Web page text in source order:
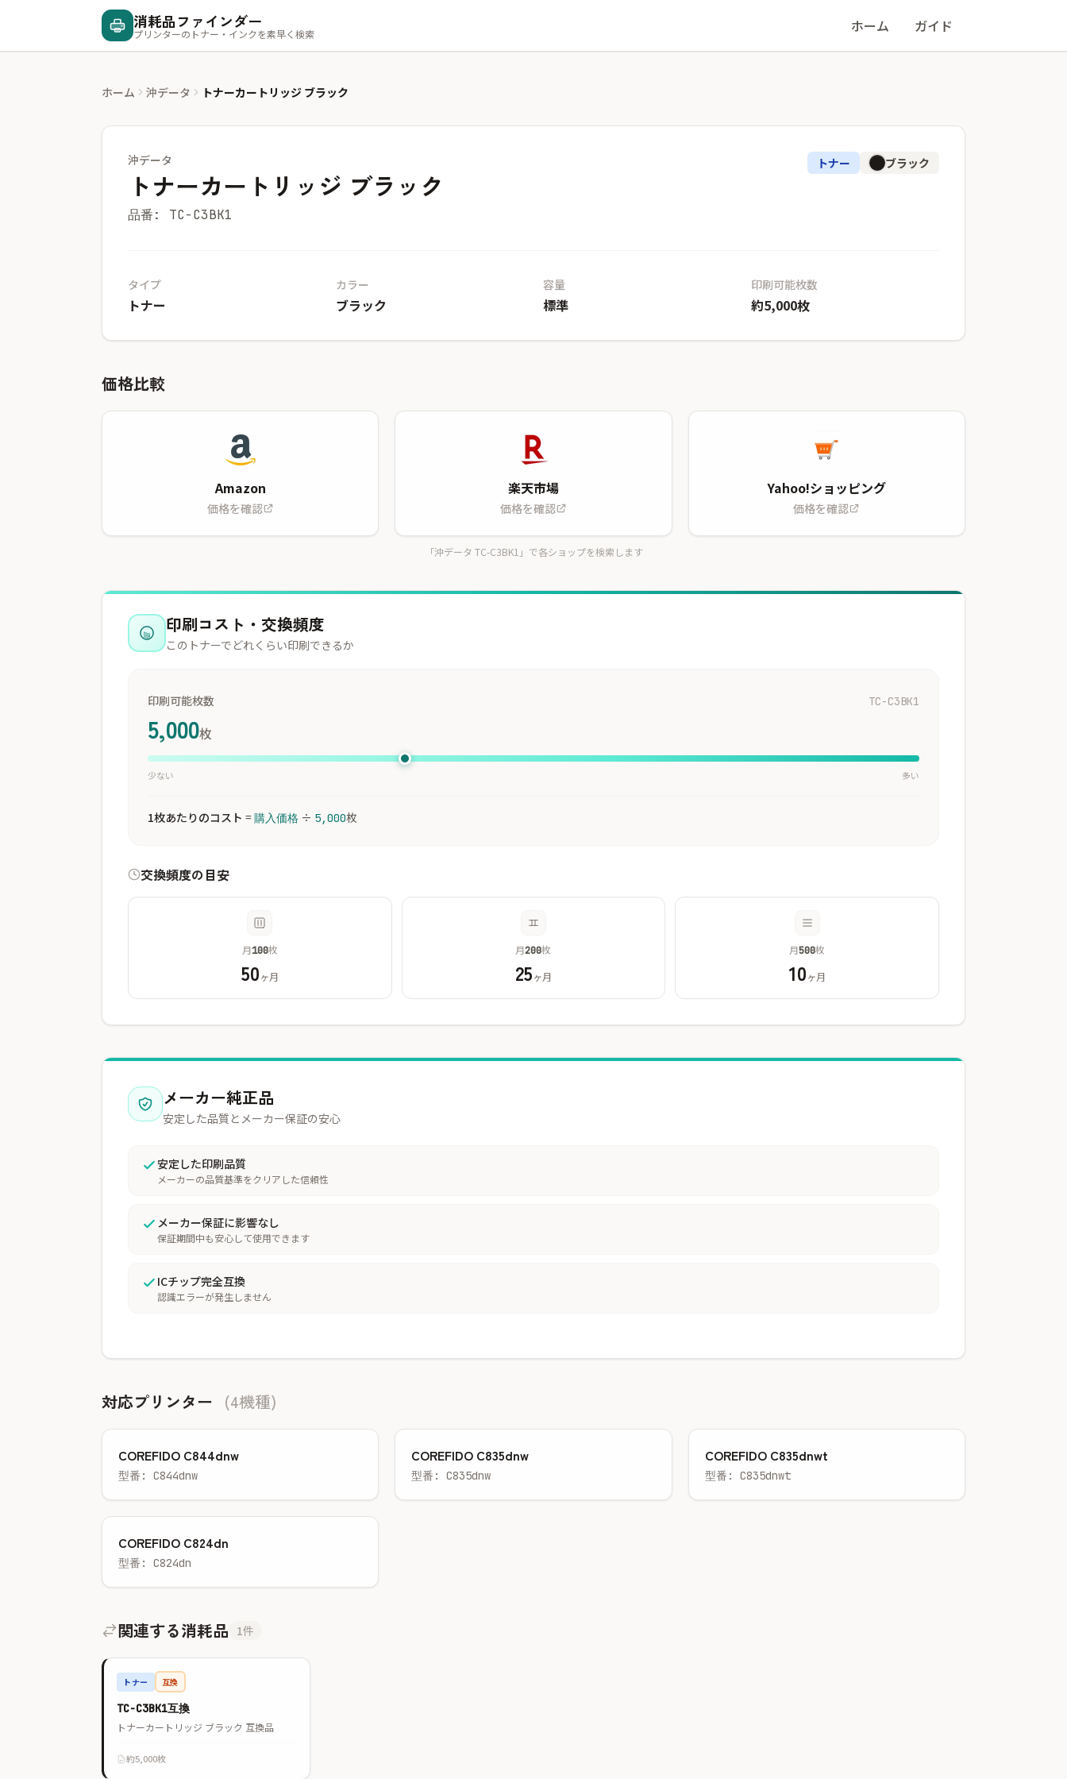
消耗品ファインダー
プリンターのトナー・インクを素早く検索 ホーム ガイド
ホーム 沖データ トナーカートリッジ ブラック
沖データ
トナーカートリッジ ブラック
品番: TC-C3BK1
トナー ブラック
タイプ
トナー
カラー
ブラック
容量
標準
印刷可能枚数
約5,000枚
価格比較
Amazon
価格を確認
楽天市場
価格を確認
Yahoo!ショッピング
価格を確認
「沖データ TC-C3BK1」で各ショップを検索します
印刷コスト・交換頻度
このトナーでどれくらい印刷できるか
印刷可能枚数
5,000枚
TC-C3BK1
少ない 多い
1枚あたりのコスト =購入価格 ÷ 5,000枚
交換頻度の目安
月100枚
50ヶ月
月200枚
25ヶ月
月500枚
10ヶ月
メーカー純正品
安定した品質とメーカー保証の安心
安定した印刷品質
メーカーの品質基準をクリアした信頼性
メーカー保証に影響なし
保証期間中も安心して使用できます
ICチップ完全互換
認識エラーが発生しません
対応プリンター (4機種)
COREFIDO C844dnw
型番: C844dnw
COREFIDO C835dnw
型番: C835dnw
COREFIDO C835dnwt
型番: C835dnwt
COREFIDO C824dn
型番: C824dn
関連する消耗品 1件
トナー 互換
TC-C3BK1互換
トナーカートリッジ ブラック 互換品
約5,000枚